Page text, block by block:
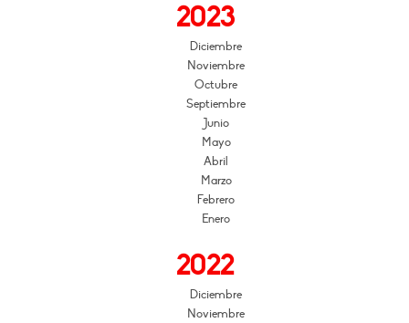
2023
Diciembre
Noviembre
Octubre
Septiembre
Junio
Mayo
Abril
Marzo
Febrero
Enero
2022
Diciembre
Noviembre